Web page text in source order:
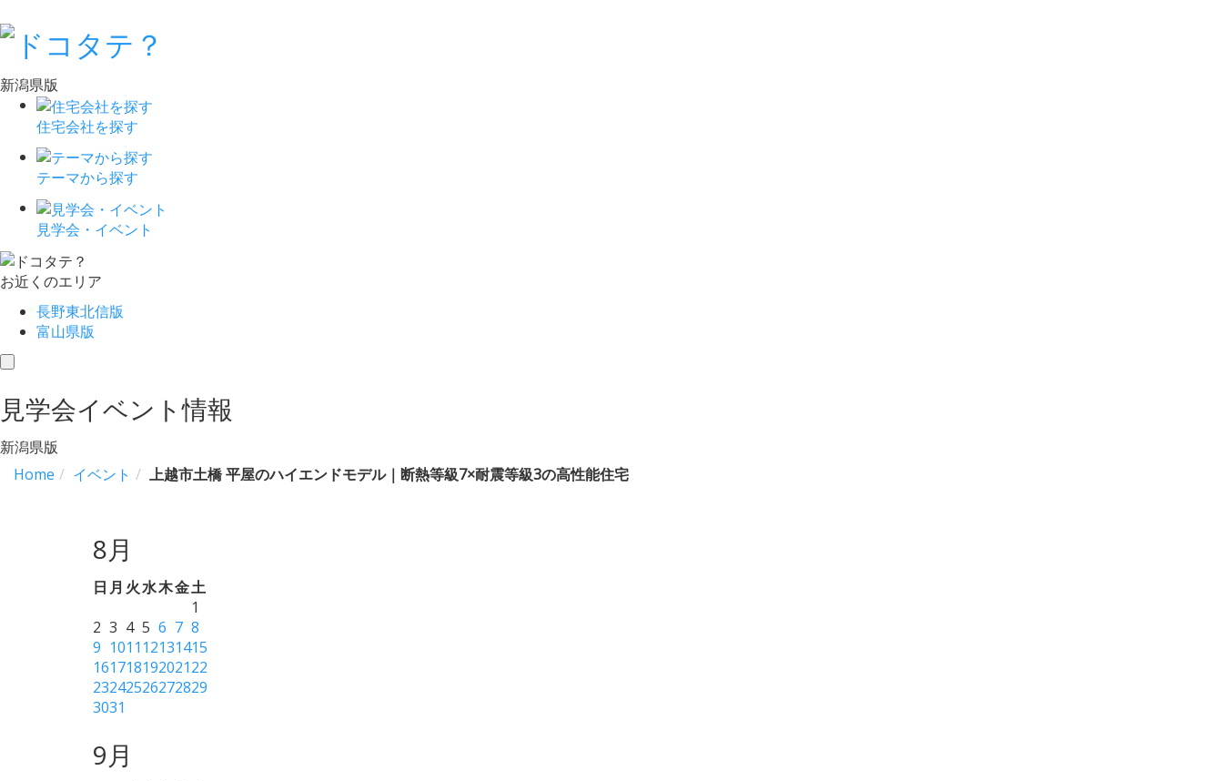
新潟県版
住宅会社を探す
テーマから探す
見学会・イベント
お近くのエリア
長野東北信版
富山県版
toggle
見学会イベント情報
新潟県版
Home
イベント 上越市土橋 平屋のハイエンドモデル｜断熱等級7×耐震等級3の高性能住宅
8月
日 月 火水木金土
1
2 3 4 5 6 7 8
9 1011 12131415
16171819202122
23242526272829
3031
9月